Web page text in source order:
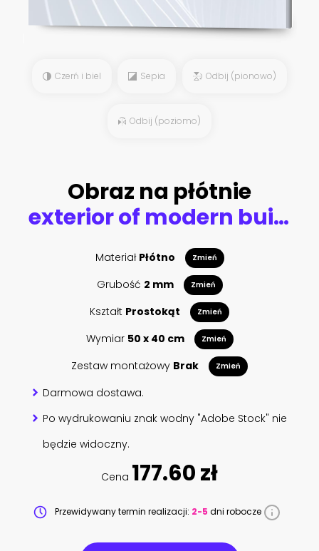
Czerń i biel Sepia Odbij (pionowo)
Odbij (poziomo)
Obraz na płótnie
exterior of modern building near pond at twilight
Materiał Płótno Zmień
Grubość 2 mm Zmień
Kształt Prostokąt Zmień
Wymiar 50 x 40 cm Zmień
Zestaw montażowy Brak Zmień
Darmowa dostawa.
Po wydrukowaniu znak wodny "Adobe Stock" nie
będzie widoczny.
Cena 177.60 zł
Przewidywany termin realizacji: 2-5 dni robocze